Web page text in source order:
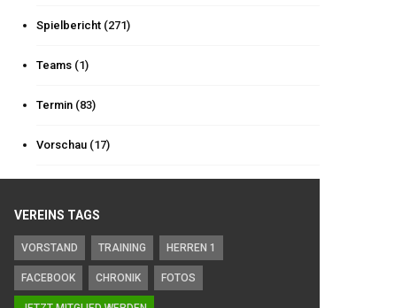
Spielbericht (271)
Teams (1)
Termin (83)
Vorschau (17)
VEREINS TAGS
VORSTAND TRAINING HERREN 1
FACEBOOK CHRONIK FOTOS